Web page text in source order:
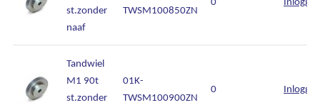
st.zonder
naaf
TWSM100850ZN
Tandwiel
M1 90t
st.zonder
01K-
TWSM100900ZN
0 Inloggen